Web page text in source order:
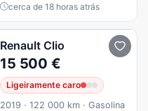
cerca de 18 horas atrás
Renault Clio
15 500 €
Ligeiramente caro
2019 · 122 000 km · Gasolina